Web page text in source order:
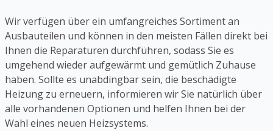
Wir verfügen über ein umfangreiches Sortiment an
Ausbauteilen und können in den meisten Fällen direkt bei
Ihnen die Reparaturen durchführen, sodass Sie es
umgehend wieder aufgewärmt und gemütlich Zuhause
haben. Sollte es unabdingbar sein, die beschädigte
Heizung zu erneuern, informieren wir Sie natürlich über
alle vorhandenen Optionen und helfen Ihnen bei der
Wahl eines neuen Heizsystems.